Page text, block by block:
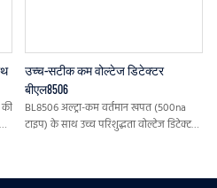
उच्च-सटीक कम वोल्टेज डिटेक्टर
बीएल8506
BL8506 अल्ट्रा-कम वर्तमान खपत (500na
टाइप) के साथ उच्च परिशुद्धता वोल्टेज डिटेक्टर
सिस्टम रीसेट के लिए एकदम सही बनाता है